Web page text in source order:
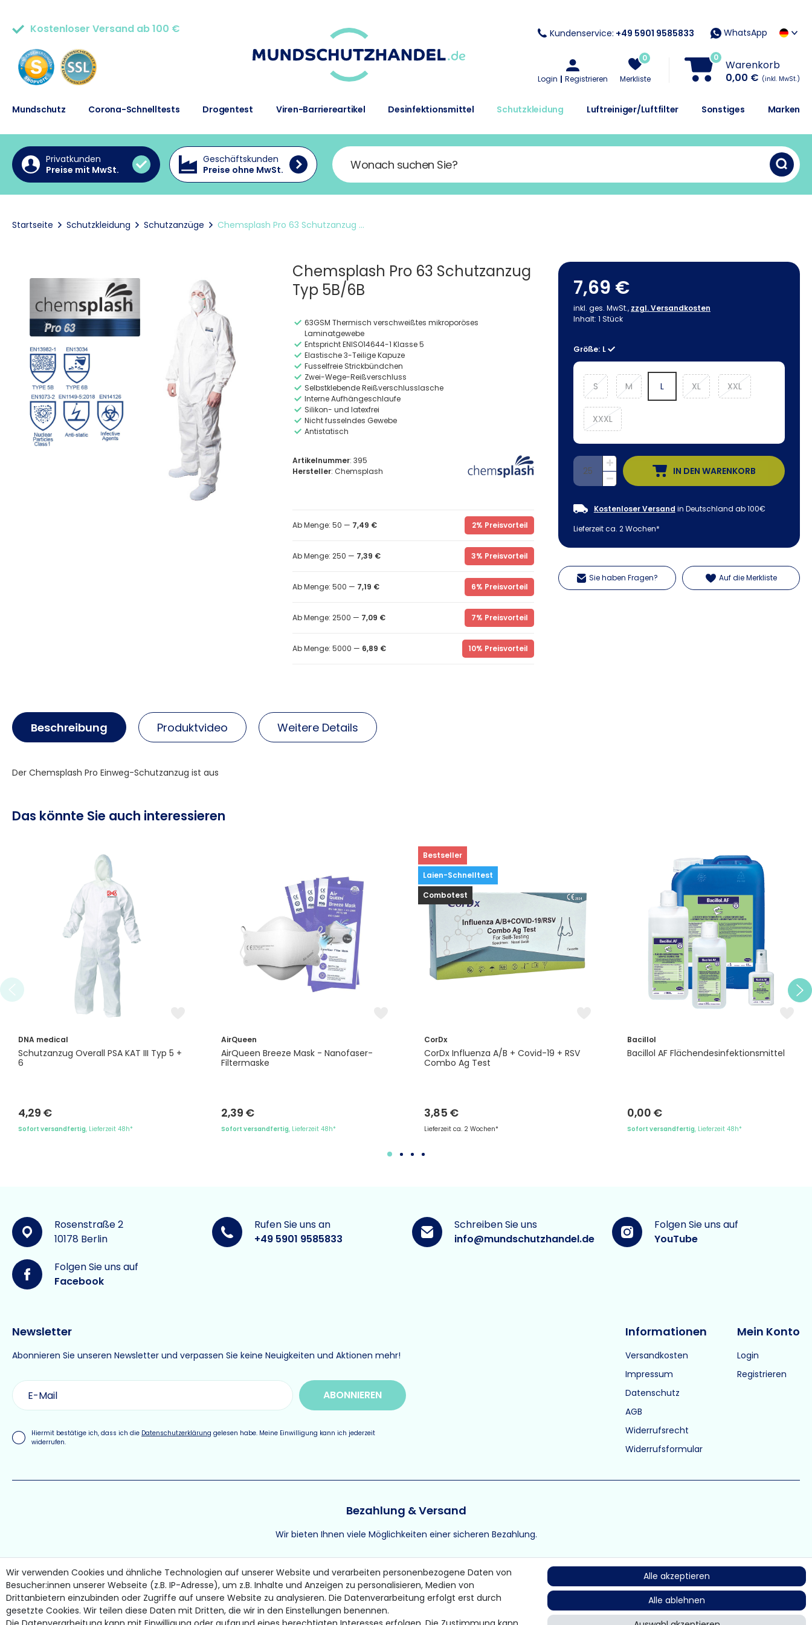
Kostenloser Versand ab 100 €
50.000+ zufriedene Kunden Kundenservice: +49 5901 9585833 WhatsApp
Login Registrieren
0
Merkliste
0
Warenkorb
0,00 € (inkl. MwSt.)
Mundschutz Corona-Schnelltests Drogentest Viren-Barriereartikel Desinfektionsmittel Schutzkleidung Luftreiniger/Luftfilter Sonstiges Marken
Privatkunden
Preise mit MwSt.
Geschäftskunden
Preise ohne MwSt.
Startseite Schutzkleidung Schutzanzüge Chemsplash Pro 63 Schutzanzug ...
Chemsplash Pro 63 Schutzanzug
Typ 5B/6B
63GSM Thermisch verschweißtes mikroporöses
Laminatgewebe
Entspricht ENISO14644-1 Klasse 5
Elastische 3-Teilige Kapuze
Fusselfreie Strickbündchen
Zwei-Wege-Reißverschluss
Selbstklebende Reißverschlusslasche
Interne Aufhängeschlaufe
Silikon- und latexfrei
Nicht fusselndes Gewebe
Antistatisch
Artikelnummer: 395
Hersteller: Chemsplash
Ab Menge: 50 — 7,49 € 2% Preisvorteil
Ab Menge: 250 — 7,39 € 3% Preisvorteil
Ab Menge: 500 — 7,19 € 6% Preisvorteil
Ab Menge: 2500 — 7,09 € 7% Preisvorteil
Ab Menge: 5000 — 6,89 € 10% Preisvorteil
7,69 €
inkl. ges. MwSt., zzgl. Versandkosten
Inhalt: 1 Stück
Größe: L
S M L XL XXL
XXXL
IN DEN WARENKORB
Kostenloser Versand in Deutschland ab 100€
Lieferzeit ca. 2 Wochen*
Sie haben Fragen? Auf die Merkliste
Beschreibung
Der Chemsplash Pro Einweg-Schutzanzug ist aus
Produktvideo Weitere Details
Das könnte Sie auch interessieren
DNA medical
Schutzanzug Overall PSA KAT III Typ 5 +
6
4,29 €
Sofort versandfertig, Lieferzeit 48h*
AirQueen
AirQueen Breeze Mask - Nanofaser-
Filtermaske
2,39 €
Sofort versandfertig, Lieferzeit 48h*
Bestseller
Laien-Schnelltest
Combotest
CorDx
CorDx Influenza A/B + Covid-19 + RSV
Combo Ag Test
3,85 €
Lieferzeit ca. 2 Wochen*
Bacillol
Bacillol AF Flächendesinfektionsmittel
0,00 €
Sofort versandfertig, Lieferzeit 48h*
Rosenstraße 2
10178 Berlin
Rufen Sie uns an
+49 5901 9585833
Schreiben Sie uns
info@mundschutzhandel.de
Folgen Sie uns auf
YouTube
Folgen Sie uns auf
Facebook
Newsletter
Abonnieren Sie unseren Newsletter und verpassen Sie keine Neuigkeiten und Aktionen mehr!
ABONNIEREN
Hiermit bestätige ich, dass ich die Daten­schutz­erklärung gelesen habe. Meine Einwilligung kann ich jederzeit
widerrufen.
Informationen
Versandkosten
Impressum
Datenschutz
AGB
Widerrufsrecht
Widerrufsformular
Mein Konto
Login
Registrieren
Bezahlung & Versand
Wir bieten Ihnen viele Möglichkeiten einer sicheren Bezahlung.
* Gilt für Lieferungen innerhalb Deutschlands
© 2026 Gomer Trading GmbH / Alle Rechte vorbehalten.
Wir verwenden Cookies und ähnliche Technologien auf unserer Website und verarbeiten personenbezogene Daten von
Besucher:innen unserer Webseite (z.B. IP-Adresse), um z.B. Inhalte und Anzeigen zu personalisieren, Medien von
Drittanbietern einzubinden oder Zugriffe auf unsere Website zu analysieren. Die Datenverarbeitung erfolgt erst durch
gesetzte Cookies. Wir teilen diese Daten mit Dritten, die wir in den Einstellungen benennen.
Alle akzeptieren
Alle ablehnen